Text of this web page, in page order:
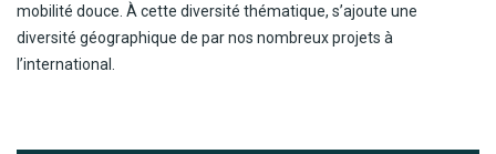
mobilité douce. À cette diversité thématique, s’ajoute une
diversité géographique de par nos nombreux projets à
l’international.